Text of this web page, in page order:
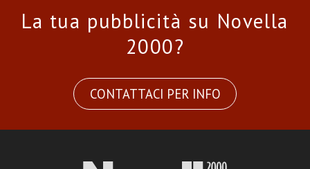
La tua pubblicità su Novella
2000?
CONTATTACI PER INFO